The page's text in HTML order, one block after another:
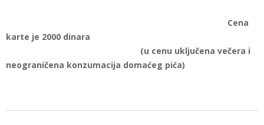
Cena
karte je 2000 dinara
(u cenu uključena večera i
neograničena konzumacija domaćeg pića)